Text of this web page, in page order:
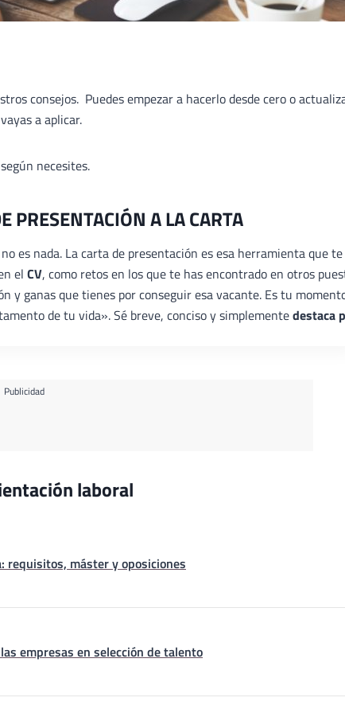
consejos. Puedes empezar a hacerlo desde cero o
a aplicar.
necesites.
PRESENTACIÓN A LA CARTA
no es nada. La carta de presentación es esa herramienta que te
el CV, como retos en los que te has encontrado en otros
y ganas que tienes por conseguir esa vacante. Es tu
de tu vida». Sé breve, conciso y simplementedestaca
Publicidad
laboral
requisitos, máster y oposiciones
empresas en selección de talento